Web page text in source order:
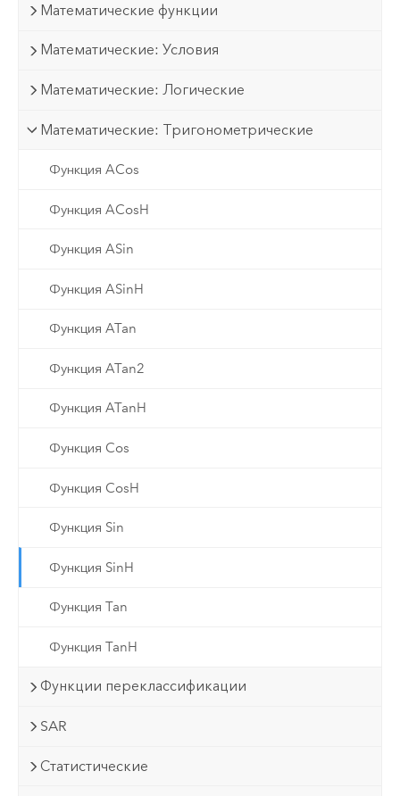
Математические функции
Математические: Условия
Математические: Логические
Математические: Тригонометрические
Функция ACos
Функция ACosH
Функция ASin
Функция ASinH
Функция ATan
Функция ATan2
Функция ATanH
Функция Cos
Функция CosH
Функция Sin
Функция SinH
Функция Tan
Функция TanH
Функции переклассификации
SAR
Статистические